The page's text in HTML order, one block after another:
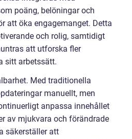
poäng, belöningar och
att öka engagemanget. Detta
och rolig, samtidigt
att utforska fler
sitt arbetssätt.
Med traditionella
manuellt, men
anpassa innehållet
av mjukvara och förändrade
säkerställer att